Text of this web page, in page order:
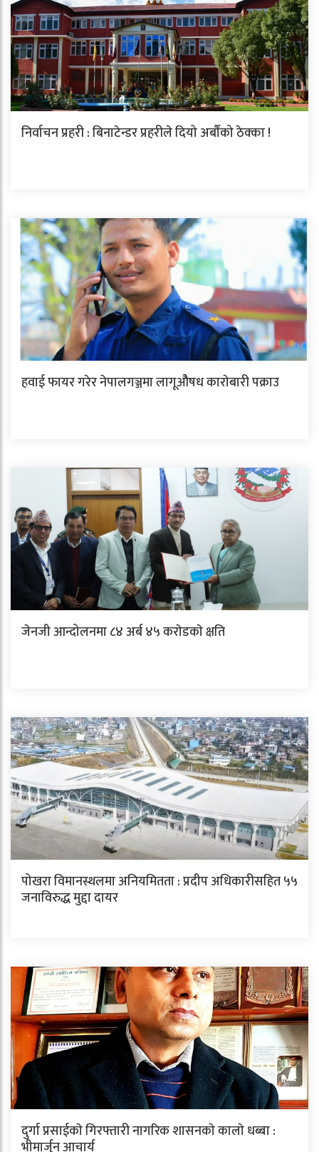
निर्वाचन प्रहरी : बिनाटेन्डर प्रहरीले दियो अर्बौंको ठेक्का !
हवाई फायर गरेर नेपालगञ्जमा लागूओैषध काराेबारी पक्राउ
जेनजी आन्दोलनमा ८४ अर्ब ४५ कराेडकाे क्षति
पोखरा विमानस्थलमा अनियमितता : प्रदीप अधिकारीसहित ५५
जनाविरुद्ध मुद्दा दायर
दुर्गा प्रसाईकाे गिरफ्तारी नागरिक शासनकाे कालाे धब्बा :